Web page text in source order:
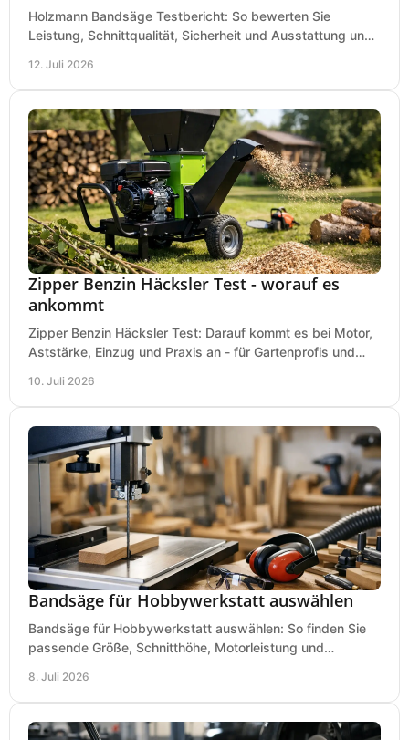
Holzmann Bandsäge Testbericht: So bewerten Sie
Leistung, Schnittqualität, Sicherheit und Ausstattung und
12. Juli 2026
Zipper Benzin Häcksler Test - worauf es
ankommt
Zipper Benzin Häcksler Test: Darauf kommt es bei Motor,
Aststärke, Einzug und Praxis an - für Gartenprofis und
10. Juli 2026
Bandsäge für Hobbywerkstatt auswählen
Bandsäge für Hobbywerkstatt auswählen: So finden Sie
passende Größe, Schnitthöhe, Motorleistung und
8. Juli 2026